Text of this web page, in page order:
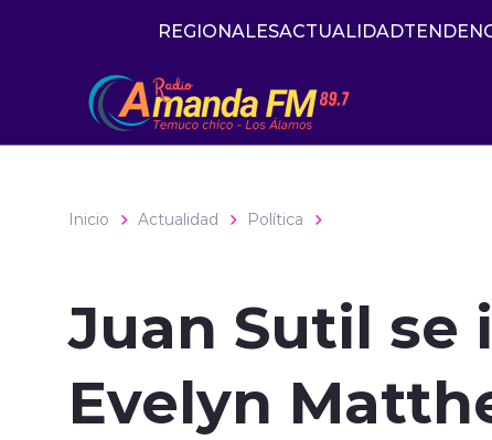
REGIONALESACTUALIDAD
Inicio Actualidad Política
Juan Sutil se
Evelyn